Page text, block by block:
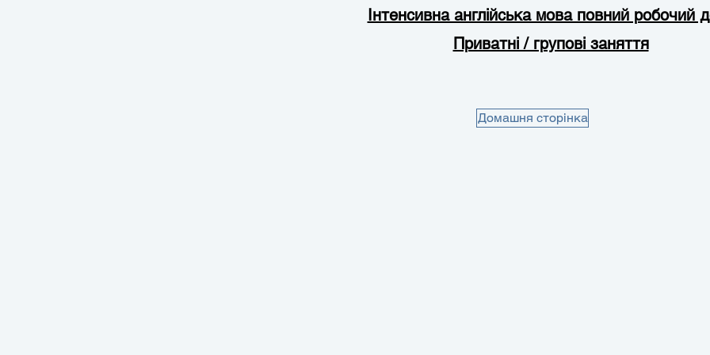
Інтенсивна англійська мова повний робочий
Приватні / групові заняття
Домашня сторінка